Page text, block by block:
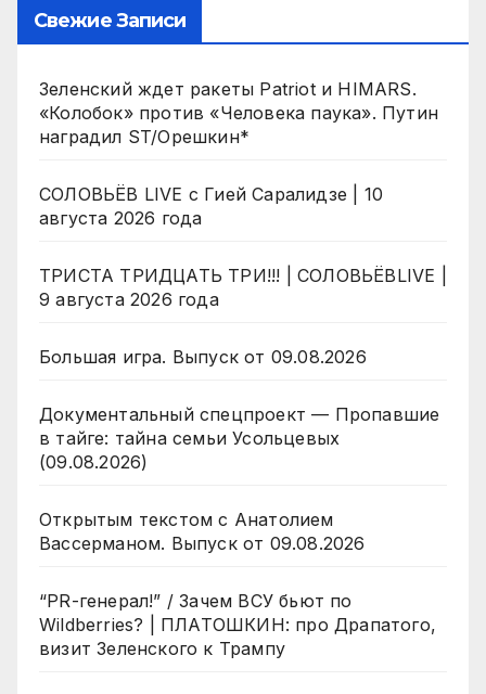
Свежие Записи
Зеленский ждет ракеты Patriot и HIMARS.
«Колобок» против «Человека паука». Путин
наградил ST/Орешкин*
СОЛОВЬЁВ LIVE с Гией Саралидзе | 10
августа 2026 года
ТРИСТА ТРИДЦАТЬ ТРИ!!! | СОЛОВЬЁВLIVE |
9 августа 2026 года
Большая игра. Выпуск от 09.08.2026
Документальный спецпроект — Пропавшие
в тайге: тайна семьи Усольцевых
(09.08.2026)
Открытым текстом с Анатолием
Вассерманом. Выпуск от 09.08.2026
“PR-генерал!” / Зачем ВСУ бьют по
Wildberries? | ПЛАТОШКИН: про Драпатого,
визит Зеленского к Трампу